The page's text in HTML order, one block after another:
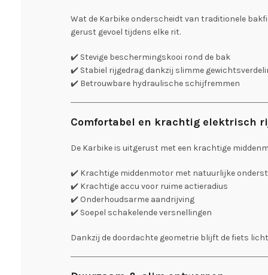
Wat de Karbike onderscheidt van traditionele
gerust gevoel tijdens elke rit.
✔️ Stevige beschermingskooi rond de bak
✔️ Stabiel rijgedrag dankzij slimme
✔️ Betrouwbare hydraulische schijfremmen
Comfortabel en krachtig elektrisch
De Karbike is uitgerust met een krachtige
✔️ Krachtige middenmotor met natuurlijke
✔️ Krachtige accu voor ruime actieradius
✔️ Onderhoudsarme aandrijving
✔️ Soepel schakelende versnellingen
Dankzij de doordachte geometrie blijft de fiets